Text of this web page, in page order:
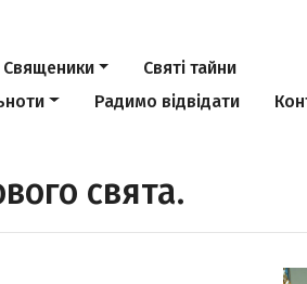
Священики
Святі тайни
Радимо відвідати
свята.